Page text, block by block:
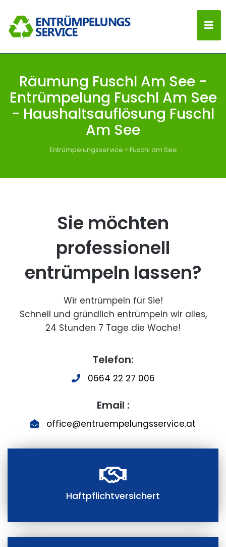
Räumung Fuschl Am See -
Entrümpelung Fuschl Am See
- Haushaltsauflösung Fuschl
Am See
Entrümpelungsservice > Fuschl am See
Sie möchten
professionell
entrümpeln lassen?
Wir entrümpeln für Sie!
Schnell und gründlich entrümpeln wir alles,
24 Stunden 7 Tage die Woche!
Telefon:
0664 22 27 006
Email :
office@entruempelungsservice.at
Haftpflichtversichert